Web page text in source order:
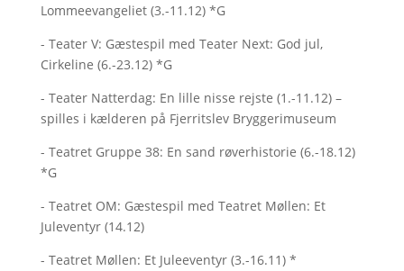
Lommeevangeliet (3.-11.12) *G
- Teater V: Gæstespil med Teater Next: God jul,
Cirkeline (6.-23.12) *G
- Teater Natterdag: En lille nisse rejste (1.-11.12) –
spilles i kælderen på Fjerritslev Bryggerimuseum
- Teatret Gruppe 38: En sand røverhistorie (6.-18.12)
*G
- Teatret OM: Gæstespil med Teatret Møllen: Et
Juleventyr (14.12)
- Teatret Møllen: Et Juleeventyr (3.-16.11) *